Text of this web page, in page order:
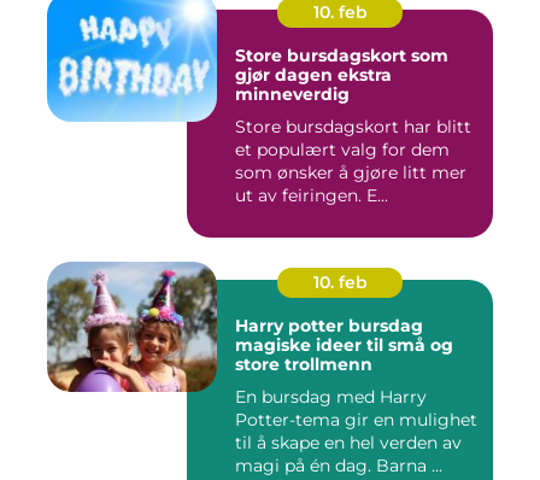
10. feb
Store bursdagskort som
gjør dagen ekstra
minneverdig
Store bursdagskort har blitt
et populært valg for dem
som ønsker å gjøre litt mer
ut av feiringen. E...
10. feb
Harry potter bursdag
magiske ideer til små og
store trollmenn
En bursdag med Harry
Potter-tema gir en mulighet
til å skape en hel verden av
magi på én dag. Barna ...